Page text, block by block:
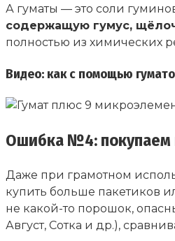
А гуматы — это соли
содержащую гумус,
полностью из химических
Видео: как с помощью
Ошибка №4: покупаем
Даже при грамотном
купить больше пакетиков
не какой-то порошок,
Август, Сотка и др.),